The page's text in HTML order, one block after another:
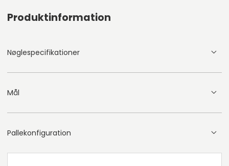
Produktinformation
Nøglespecifikationer
Mål
Pallekonfiguration